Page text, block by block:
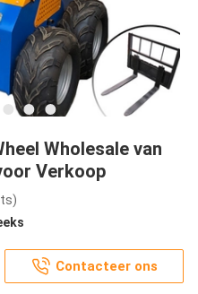
Wholesale van
Verkoop
Contacteer ons